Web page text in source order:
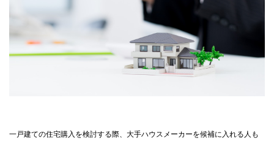
一戸建ての住宅購入を検討する際、大手ハウスメーカーを候補に入れる人も